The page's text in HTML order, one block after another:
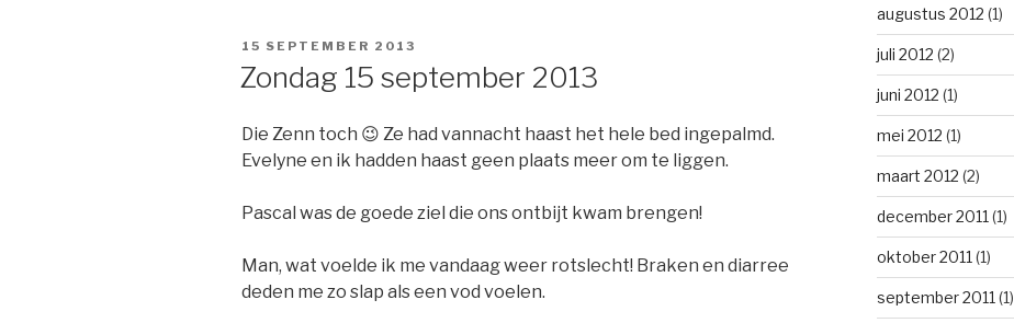
GEPLAATST
OP
15 SEPTEMBER 2013
Zondag 15 september 2013
Die Zenn toch 😉 Ze had vannacht haast het hele bed ingepalmd.
Evelyne en ik hadden haast geen plaats meer om te liggen.
Pascal was de goede ziel die ons ontbijt kwam brengen!
Man, wat voelde ik me vandaag weer rotslecht! Braken en diarree
deden me zo slap als een vod voelen.
augustus 2012 (1)
juli 2012 (2)
juni 2012 (1)
mei 2012 (1)
maart 2012 (2)
december 2011 (1)
oktober 2011 (1)
september 2011 (1)